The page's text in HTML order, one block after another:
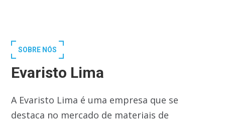
SOBRE NÓS
Evaristo Lima
A Evaristo Lima é uma empresa que se
destaca no mercado de materiais de